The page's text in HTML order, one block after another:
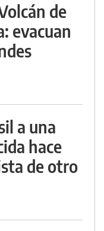
de
evacuan
a una
hace
de otro